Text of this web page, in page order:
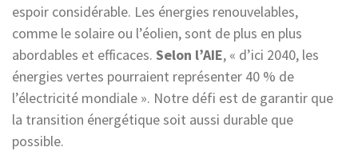
espoir considérable. Les énergies renouvelables,
comme le solaire ou l’éolien, sont de plus en plus
abordables et efficaces. Selon l’AIE, « d’ici 2040, les
énergies vertes pourraient représenter 40 % de
l’électricité mondiale ». Notre défi est de garantir que
la transition énergétique soit aussi durable que
possible.